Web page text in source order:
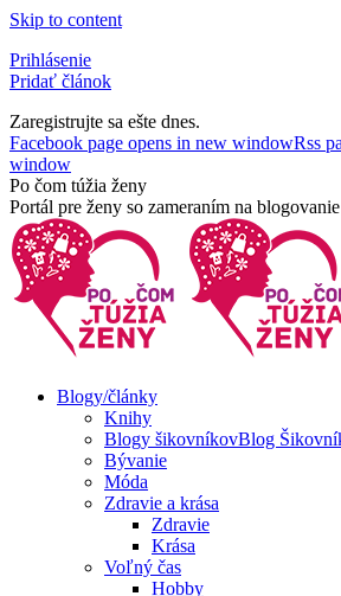
Skip to content
Prihlásenie
Pridať článok
Zaregistrujte sa ešte dnes.
Facebook page opens in new windowRss
window
Po čom túžia ženy
Portál pre ženy so zameraním na
Blogy/články
Knihy
Blogy šikovníkovBlog
Bývanie
Móda
Zdravie a krása
Zdravie
Krása
Voľný čas
Hobby